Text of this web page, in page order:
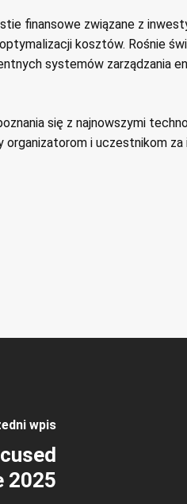
finansowe związane z
kosztów. Rośnie
systemów zarządzania
się z najnowszymi
organizatorom i uczestnikom
wpis
2025